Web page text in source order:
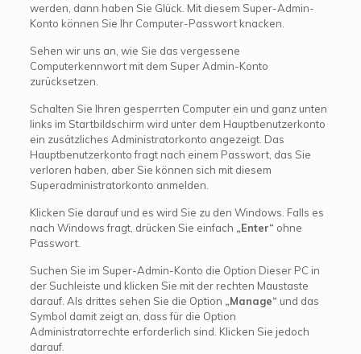
werden, dann haben Sie Glück. Mit diesem Super-Admin-
Konto können Sie Ihr Computer-Passwort knacken.
Sehen wir uns an, wie Sie das vergessene
Computerkennwort mit dem Super Admin-Konto
zurücksetzen.
Schalten Sie Ihren gesperrten Computer ein und ganz unten
links im Startbildschirm wird unter dem Hauptbenutzerkonto
ein zusätzliches Administratorkonto angezeigt. Das
Hauptbenutzerkonto fragt nach einem Passwort, das Sie
verloren haben, aber Sie können sich mit diesem
Superadministratorkonto anmelden.
Klicken Sie darauf und es wird Sie zu den Windows. Falls es
nach Windows fragt, drücken Sie einfach „Enter“ ohne
Passwort.
Suchen Sie im Super-Admin-Konto die Option Dieser PC in
der Suchleiste und klicken Sie mit der rechten Maustaste
darauf. Als drittes sehen Sie die Option „Manage“ und das
Symbol damit zeigt an, dass für die Option
Administratorrechte erforderlich sind. Klicken Sie jedoch
darauf.